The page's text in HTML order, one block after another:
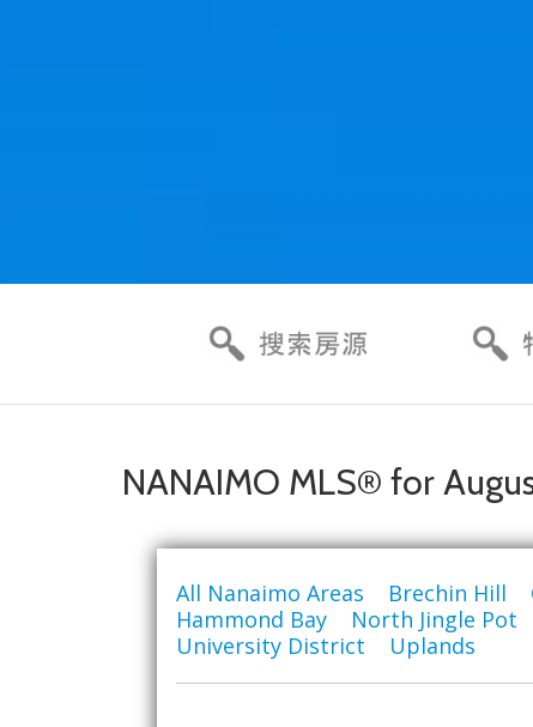
NANAIMO MLS® for
All Nanaimo Areas Brechin Hill
Hammond Bay| North Jingle Pot
University District
Uplands